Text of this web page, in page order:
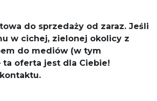
do sprzedaży od zaraz. Jeśli
w cichej, zielonej okolicy z
do mediów (w tym
ta oferta jest dla Ciebie!